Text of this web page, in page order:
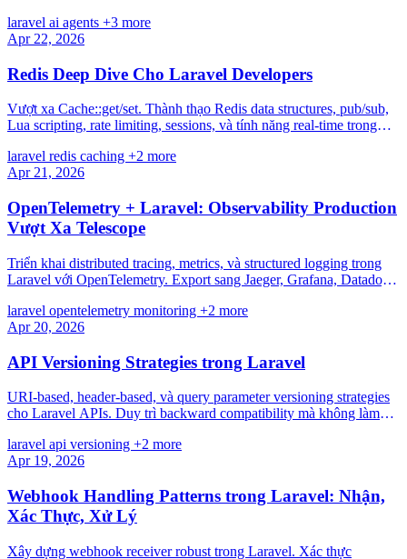
laravel ai agents +3 more
Apr 22, 2026
Redis Deep Dive Cho Laravel Developers
Vượt xa Cache::get/set. Thành thạo Redis data structures, pub/sub,
Lua scripting, rate limiting, sessions, và tính năng real-time trong
laravel redis caching +2 more
Apr 21, 2026
OpenTelemetry + Laravel: Observability Production
Vượt Xa Telescope
Triển khai distributed tracing, metrics, và structured logging trong
Laravel với OpenTelemetry. Export sang Jaeger, Grafana, Datadog
laravel opentelemetry monitoring +2 more
Apr 20, 2026
API Versioning Strategies trong Laravel
URI-based, header-based, và query parameter versioning strategies
cho Laravel APIs. Duy trì backward compatibility mà không làm
laravel api versioning +2 more
Apr 19, 2026
Webhook Handling Patterns trong Laravel: Nhận,
Xác Thực, Xử Lý
Xây dựng webhook receiver robust trong Laravel. Xác thực